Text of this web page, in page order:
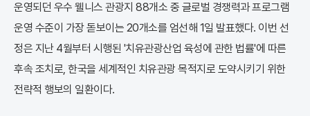
운영되던 우수 웰니스 관광지 88개소 중 글로벌 경쟁력과 프로그램
운영 수준이 가장 돋보이는 20개소를 엄선해 1일 발표했다. 이번 선
정은 지난 4월부터 시행된 '치유관광산업 육성에 관한 법률'에 따른
후속 조치로, 한국을 세계적인 치유관광 목적지로 도약시키기 위한
전략적 행보의 일환이다.